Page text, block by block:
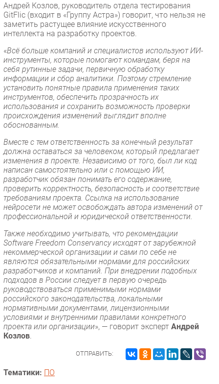
Андрей Козлов, руководитель отдела тестирования
GitFlic (входит в «Группу Астра») говорит, что нельзя не
заметить растущее влияние искусственного
интеллекта на разработку проектов.
«Всё больше компаний и специалистов используют ИИ-
инструменты, которые помогают командам, беря на
себя рутинные задачи, первичную обработку
информации и сбор аналитики. Поэтому стремление
установить понятные правила применения таких
инструментов, обеспечить прозрачность их
использования и сохранить возможность проверки
происхождения изменений выглядит вполне
обоснованным.
Вместе с тем ответственность за конечный результат
должна оставаться за человеком, который предлагает
изменения в проекте. Независимо от того, был ли код
написан самостоятельно или с помощью ИИ,
разработчик обязан понимать его содержание,
проверить корректность, безопасность и соответствие
требованиям проекта. Ссылка на использование
нейросети не может освобождать автора изменений от
профессиональной и юридической ответственности.
Также необходимо учитывать, что рекомендации
Software Freedom Conservancy исходят от зарубежной
некоммерческой организации и сами по себе не
являются обязательными нормами для российских
разработчиков и компаний. При внедрении подобных
подходов в России следует в первую очередь
руководствоваться применимыми нормами
российского законодательства, локальными
нормативными документами, лицензионными
условиями и внутренними правилами конкретного
проекта или организации», — говорит эксперт Андрей
Козлов
ОТПРАВИТЬ:
Тематики: ПО